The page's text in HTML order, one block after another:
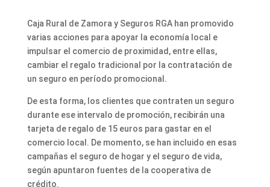
Caja Rural de Zamora y Seguros RGA han promovido
varias acciones para apoyar la economía local e
impulsar el comercio de proximidad, entre ellas,
cambiar el regalo tradicional por la contratación de
un seguro en período promocional.
De esta forma, los clientes que contraten un seguro
durante ese intervalo de promoción, recibirán una
tarjeta de regalo de 15 euros para gastar en el
comercio local. De momento, se han incluido en esas
campañas el seguro de hogar y el seguro de vida,
según apuntaron fuentes de la cooperativa de
crédito.